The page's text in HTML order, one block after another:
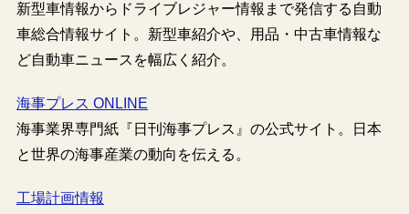
新型車情報からドライブレジャー情報まで発信する自動
車総合情報サイト。新型車紹介や、用品・中古車情報な
ど自動車ニュースを幅広く紹介。
海事プレス ONLINE
海事業界専門紙『日刊海事プレス』の公式サイト。日本
と世界の海事産業の動向を伝える。
工場計画情報